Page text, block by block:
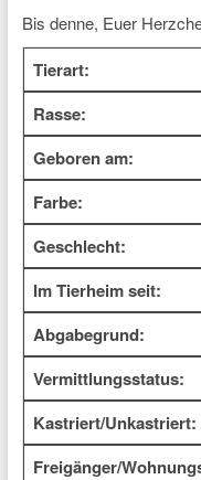
Bis denne, Euer
Tierart:
Rasse:
Geboren am:
Farbe:
Geschlecht:
Im Tierheim seit:
Abgabegrund:
Vermittlungsstatus:
Kastriert/Unkastriert:
Freigänger/